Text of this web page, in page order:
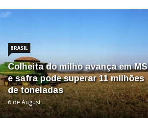
BRASIL
Colheita do milho avança em MS
e safra pode superar 11 milhões
de toneladas
6 de August